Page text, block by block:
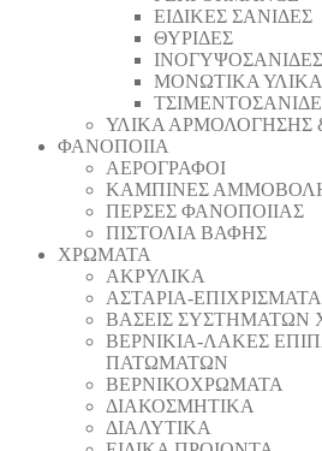
ΕΙΔΙΚΕΣ ΣΑΝΙΔΕΣ
ΘΥΡΙΔΕΣ
ΙΝΟΓΥΨΟΣΑΝΙΔΕΣ
ΜΟΝΩΤΙΚΑ ΥΛΙΚΑ
ΥΛΙΚΑ ΑΡΜΟΛΟΓΗΣΗΣ
ΦΑΝΟΠΟΙΙΑ
ΑΕΡΟΓΡΑΦΟΙ
ΚΑΜΠΙΝΕΣ
ΠΕΡΣΕΣ ΦΑΝΟΠΟΙΙΑΣ
ΠΙΣΤΟΛΙΑ ΒΑΦΗΣ
ΧΡΩΜΑΤΑ
ΑΚΡΥΛΙΚΑ
ΑΣΤΑΡΙΑ-
ΒΑΣΕΙΣ ΣΥΣΤΗΜΑΤΩΝ
ΒΕΡΝΙΚΙΑ-ΛΑΚΕΣ
ΠΑΤΩΜΑΤΩΝ
ΒΕΡΝΙΚΟΧΡΩΜΑΤΑ
ΔΙΑΚΟΣΜΗΤΙΚΑ
ΔΙΑΛΥΤΙΚΑ